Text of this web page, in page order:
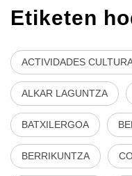
Etiketen
ACTIVIDADES
ALKAR LAGUNTZA
BATXILERGOA
BERRIKUNTZA